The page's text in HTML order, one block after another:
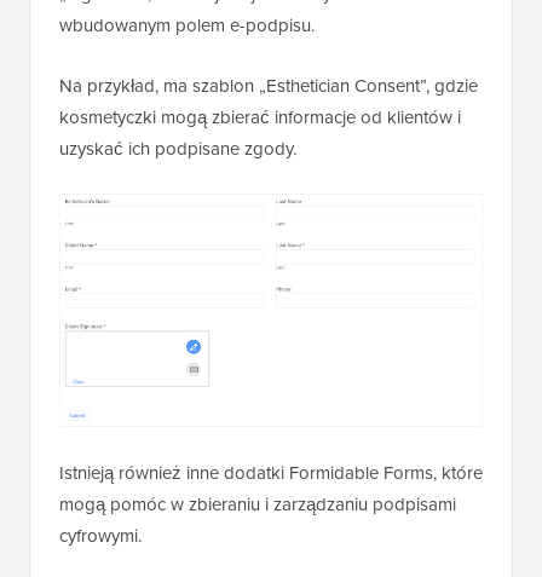
wbudowanym polem e-podpisu.
Na przykład, ma szablon „Esthetician Consent”, gdzie
kosmetyczki mogą zbierać informacje od klientów i
uzyskać ich podpisane zgody.
Istnieją również inne dodatki Formidable Forms, które
mogą pomóc w zbieraniu i zarządzaniu podpisami
cyfrowymi.